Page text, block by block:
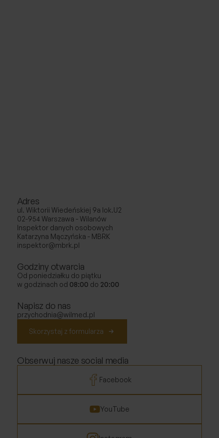
Adres
ul. Wiktorii Wiedeńskiej 9a lok.U2
02-954 Warszawa - Wilanów
Inspektor danych osobowych
Katarzyna Mączyńska - MBRK
inspektor@mbrk.pl
Godziny otwarcia
Od poniedziałku do piątku
w godzinach od 08:00 do 20:00
Napisz do nas
przychodnia@wilmed.pl
Skorzystaj z formularza
Obserwuj nasze social media
Facebook
YouTube